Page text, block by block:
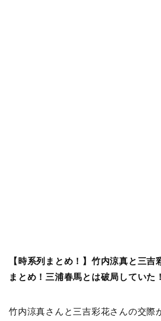
【時系列まとめ！】竹内涼真と三吉
まとめ！三浦春馬とは破局していた！
竹内涼真さんと三吉彩花さんの交際